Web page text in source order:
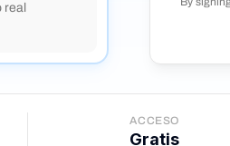
real
ACCESO
Gratis